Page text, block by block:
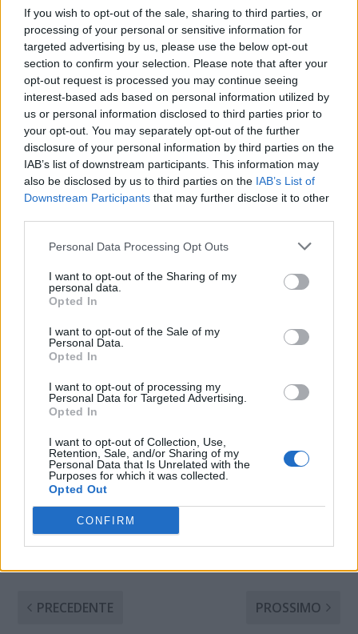
If you wish to opt-out of the sale, sharing to third parties, or
processing of your personal or sensitive information for
targeted advertising by us, please use the below opt-out
section to confirm your selection. Please note that after your
opt-out request is processed you may continue seeing
interest-based ads based on personal information utilized by
us or personal information disclosed to third parties prior to
your opt-out. You may separately opt-out of the further
disclosure of your personal information by third parties on the
IAB’s list of downstream participants. This information may
also be disclosed by us to third parties on the IAB’s List of
Downstream Participants that may further disclose it to other
Personal Data Processing Opt Outs
I want to opt-out of the Sharing of my
personal data.
Opted In
I want to opt-out of the Sale of my
Personal Data.
Opted In
I want to opt-out of processing my
Personal Data for Targeted Advertising.
Opted In
I want to opt-out of Collection, Use,
Retention, Sale, and/or Sharing of my
Personal Data that Is Unrelated with the
Purposes for which it was collected.
Opted Out
CONFIRM
Ruba capi di
abbigliamento
all’Outlet e quando
viene scoperto si dà
alla fuga salendo in
auto e cercando di far
perdere le proprie
tracce, ma viene
individuato ed
arrestato dai
Carabinieri di Serravalle
Scrivia. Le manette
sono scattate ai polsi
di Nicolae Borca, di 31
Milano che…
13 Dicembre 2012
In "Novi-Acqui-Ovada"
Serravalle Scrivia nel
corso di un servizio
preventivo di controllo
del territorio, hanno
denunciato per furto
aggravato tre cittadini
rumeni: un giovane
rumeno di 29 anni,
residente a Genova,
una donna di 30 ed
una di 40 residenti in
Romania. I tre
venivano sorpresi dai
militari operanti…
1 Febbraio 2012
In "Novi-Acqui-Ovada"
SERRAVALLE
SCRIVIA: Rubano
abbigliamento
all’Outlet per 1.200
euro, arrestati tre
Muniti di borse
“schermate” rubano
capi di abbigliamento
all’Outlet per circa
1.200 euro ma
arrestati dai carabinieri.
Le manette sono
scattate ai polsi di
Eugen Nedelscu, di 26
anni, Ovidiu Constantin
Stan di 25 e Andrei
romeni, in Italia senza
fissa dimora che…
In "Novi-Acqui-Ovada"
CONDIVIDERE:
PRECEDENTE PROSSIMO